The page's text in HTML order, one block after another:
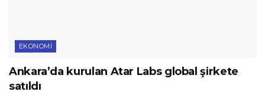
EKONOMI
Ankara’da kurulan Atar Labs global şirkete
satıldı